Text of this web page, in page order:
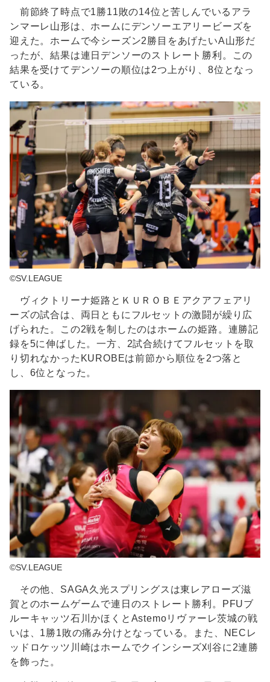
前節終了時点で1勝11敗の14位と苦しんでいるアラ
ンマーレ山形は、ホームにデンソーエアリービーズを
迎えた。ホームで今シーズン2勝目をあげたいA山形だ
ったが、結果は連日デンソーのストレート勝利。この
結果を受けてデンソーの順位は2つ上がり、8位となっ
ている。
©SV.LEAGUE
ヴィクトリーナ姫路とＫＵＲＯＢＥアクアフェアリ
ーズの試合は、両日ともにフルセットの激闘が繰り広
げられた。この2戦を制したのはホームの姫路。連勝記
録を5に伸ばした。一方、2試合続けてフルセットを取
り切れなかったKUROBEは前節から順位を2つ落と
し、6位となった。
©SV.LEAGUE
その他、SAGA久光スプリングスは東レアローズ滋
賀とのホームゲームで連日のストレート勝利。PFUブ
ルーキャッツ石川かほくとAstemoリヴァーレ茨城の戦
いは、1勝1敗の痛み分けとなっている。また、NECレ
ッドロケッツ川崎はホームでクインシーズ刈谷に2連勝
を飾った。